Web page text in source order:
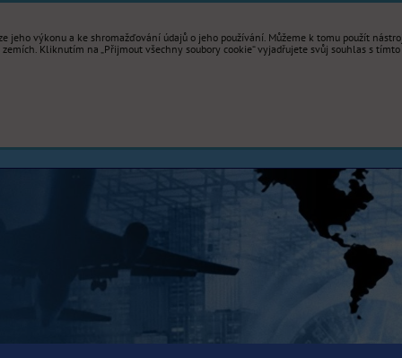
jeho výkonu a ke shromažďování údajů o jeho používání. Můžeme k tomu použít
Kliknutím na „Přijmout všechny soubory cookie“ vyjadřujete svůj souhlas s